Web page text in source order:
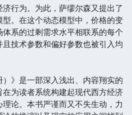
行为。为此，萨缪尔森又提出了
。在这个动态模型中，价格的变
系的过剩需求水平相联系的每个
技术参数和偏好参数也被引入均
）》是一部深入浅出、内容翔实的
为读者系统构建起现代西方经济
论。本书严谨而又不失生动，力